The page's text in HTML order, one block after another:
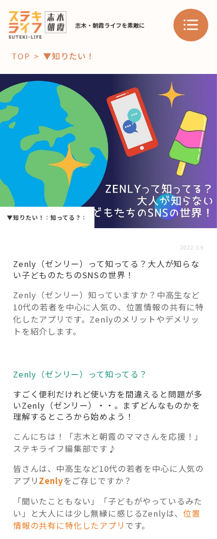
志木・朝霞ライフを素敵に
「コト」
子育て
暮らし
おすすめ
スポット 学び・教育
「場」
HAREL HAREL
活用事例
「モノ」
fleXe リノベ事例
「ひと」
コーディネーター紹介
これからの暮らし 住み替え相談
記事検索
TOP ▼知りたい！
▼知りたい！ ：知ってる？ ：
2022.3.9
Zenly（ゼンリー）って知ってる？大人が知らな
い子どものたちのSNSの世界！
Zenly（ゼンリー）知っていますか？中高生など
10代の若者を中心に人気の、位置情報の共有に特
化したアプリです。Zenlyのメリットやデメリッ
トを紹介します。
Zenly（ゼンリー）って知ってる？
すごく便利だけれど使い方を間違えると問題が多
いZenly（ゼンリー）・・。まずどんなものかを
理解するところから始めよう！
こんにちは！「志木と朝霞のママさんを応援！」
ステキライフ編集部です♪
皆さんは、中高生など10代の若者を中心に人気の
アプリ Zenlyをご存じですか？
「聞いたこともない」「子どもがやっているみた
い」と大人には少し無縁に感じるZenlyは、位置
情報の共有に特化したアプリ です。